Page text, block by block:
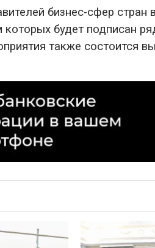
бизнес-сфер
которых будет подписан
также состоится